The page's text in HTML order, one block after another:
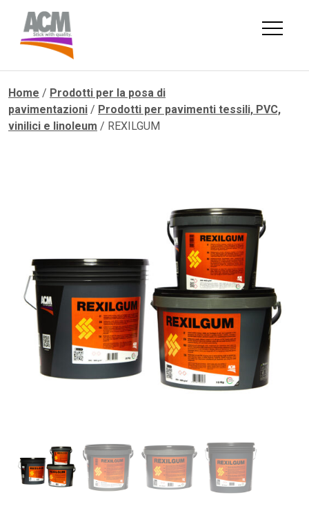
content
Home / Prodotti per la posa di
pavimentazioni / Prodotti per pavimenti tessili, PVC,
vinilici e linoleum / REXILGUM